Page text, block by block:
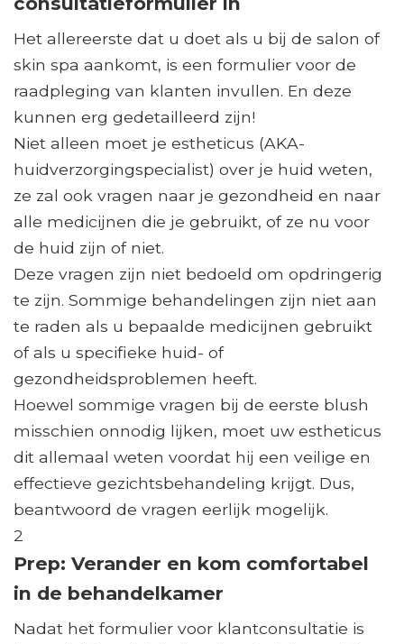
Het allereerste dat u doet als u bij de salon of
skin spa aankomt, is een formulier voor de
raadpleging van klanten invullen. En deze
kunnen erg gedetailleerd zijn!
Niet alleen moet je estheticus (AKA-
huidverzorgingspecialist) over je huid weten,
ze zal ook vragen naar je gezondheid en naar
alle medicijnen die je gebruikt, of ze nu voor
de huid zijn of niet.
Deze vragen zijn niet bedoeld om opdringerig
te zijn. Sommige behandelingen zijn niet aan
te raden als u bepaalde medicijnen gebruikt
of als u specifieke huid- of
gezondheidsproblemen heeft.
Hoewel sommige vragen bij de eerste blush
misschien onnodig lijken, moet uw estheticus
dit allemaal weten voordat hij een veilige en
effectieve gezichtsbehandeling krijgt. Dus,
beantwoord de vragen eerlijk mogelijk.
2
Prep: Verander en kom comfortabel
in de behandelkamer
Nadat het formulier voor klantconsultatie is